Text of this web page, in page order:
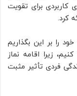
کاربردی برای تقویت
کرد.
را بر این بگذاریم
زیرا اقامه نماز
فردی تأثیر مثبت